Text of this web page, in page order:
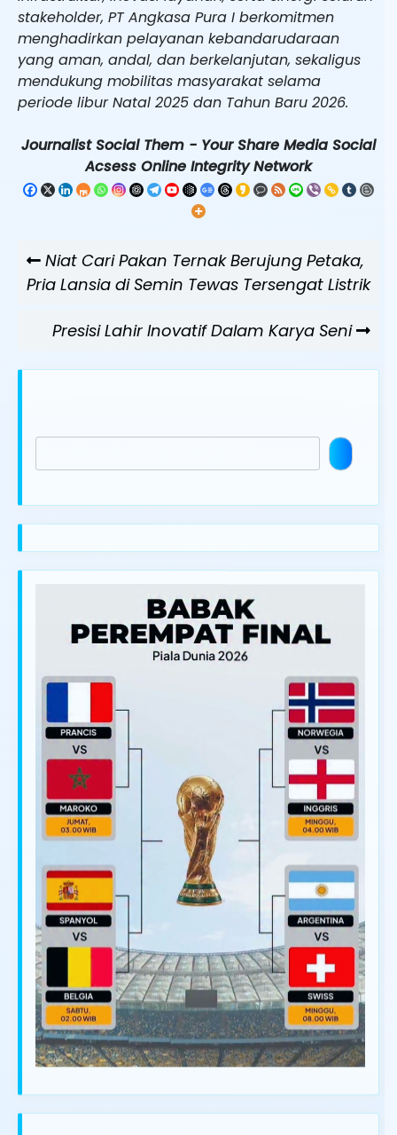
stakeholder, PT Angkasa Pura I berkomitmen
menghadirkan pelayanan kebandarudaraan
yang aman, andal, dan berkelanjutan, sekaligus
mendukung mobilitas masyarakat selama
periode libur Natal 2025 dan Tahun Baru 2026.
Journalist Social Them - Your Share Media Social
Acsess Online Integrity Network
posPrevious
Post
Niat Cari Pakan Ternak Berujung Petaka,
Pria Lansia di Semin Tewas Tersengat Listrik
NextPresisi Lahir Inovatif Dalam Karya Seni